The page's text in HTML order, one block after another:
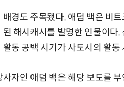
배경도 주목됐다. 애덤 백은 비
된 해시캐시를 발명한 인물이다
활동 공백 시기가 사토시의 활
사자인 애덤 백은 해당 보도를